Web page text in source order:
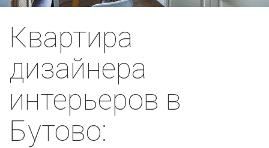
Квартира
дизайнера
интерьеров в
Бутово: